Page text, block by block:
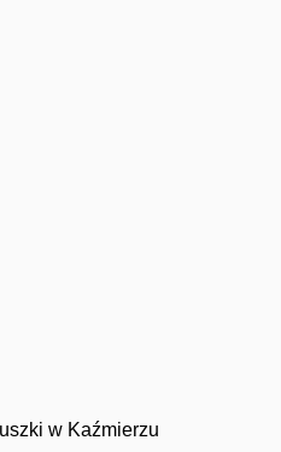
w Kaźmierzu